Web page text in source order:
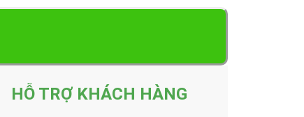
HỖ TRỢ KHÁCH HÀNG